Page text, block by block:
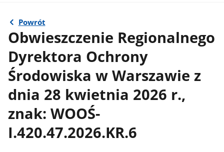
Powrót
Obwieszczenie Regionalnego
Dyrektora Ochrony
Środowiska w Warszawie z
dnia 28 kwietnia 2026 r.,
znak: WOOŚ-
I.420.47.2026.KR.6